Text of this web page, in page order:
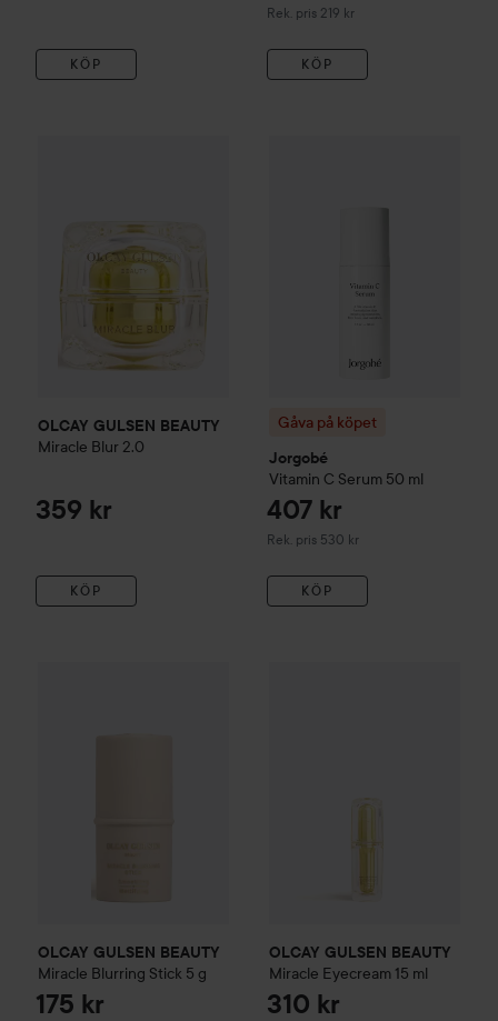
KÖP
Rek. pris 219 kr
Rekommenderat pris 219 kr
KÖP
OLCAY GULSEN BEAUTY
Miracle Blur 2.0
359 kr
KÖP
Gåva på köpet
Jorgobé
Vitamin C Serum 50 ml
407 kr
Rek. pris 530 kr
Rekommenderat pris 530 kr
KÖP
OLCAY GULSEN BEAUTY
Miracle Blurring Stick 5 g
175 kr
OLCAY GULSEN BEAUTY
Miracle Eyecream 15 ml
310 kr